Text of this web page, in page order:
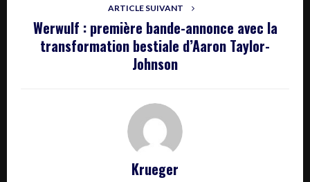
ARTICLE SUIVANT
Werwulf : première bande-annonce avec la
transformation bestiale d’Aaron Taylor-
Johnson
Krueger